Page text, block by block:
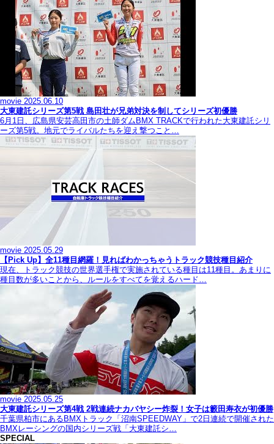
movie 2025.06.10
大東建託シリーズ第5戦 島田壮が兄弟対決を制してシリーズ初優勝
6月1日、広島県安芸高田市の土師ダムBMX TRACKで行われた大東建託シリ
ーズ第5戦。地元でライバルたちを迎え撃つこと…
movie 2025.05.29
【Pick Up】全11種目網羅！見ればわかっちゃうトラック競技種目紹介
現在、トラック競技の世界選手権で実施されている種目は11種目。あまりに
種目数が多いことから、ルールをすべてを覚えるハード…
movie 2025.05.25
大東建託シリーズ第4戦 2戦連続ナカバヤシー炸裂！女子は籔田寿衣が初優勝
千葉県柏市にあるBMXトラック「沼南SPEEDWAY」で2日連続で開催された
BMXレーシングの国内シリーズ戦「大東建託シ…
SPECIAL